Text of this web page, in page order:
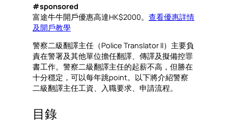
#sponsored
富途牛牛開戶優惠高達HK$2000。查看優惠詳情
及開戶教學
警察二級翻譯主任（Police Translator II）主要負
責在警署及其他單位擔任翻譯、傳譯及擬備控罪
書工作。警察二級翻譯主任的起薪不高，但勝在
十分穩定，可以每年跳point。以下將介紹警察
二級翻譯主任工資、入職要求、申請流程。
目錄